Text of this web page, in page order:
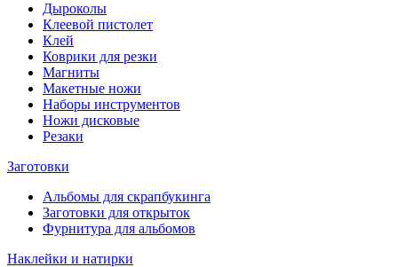
Дыроколы
Клеевой пистолет
Клей
Коврики для резки
Магниты
Макетные ножи
Наборы инструментов
Ножи дисковые
Резаки
Заготовки
Альбомы для скрапбукинга
Заготовки для открыток
Фурнитура для альбомов
Наклейки и натирки